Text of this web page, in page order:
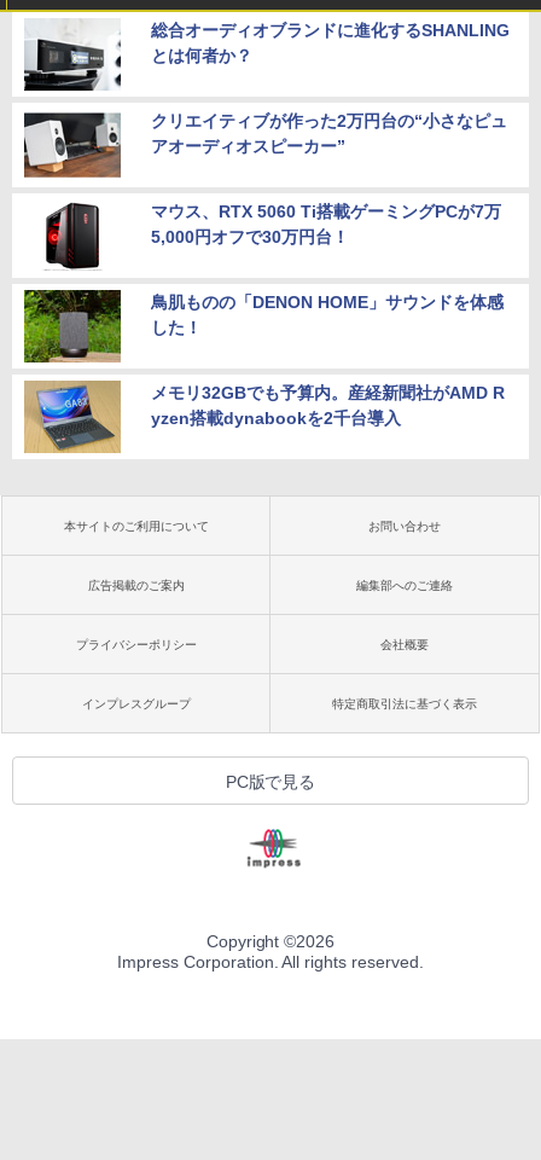
総合オーディオブランドに進化するSHANLING
とは何者か？
クリエイティブが作った2万円台の“小さなピュ
アオーディオスピーカー”
マウス、RTX 5060 Ti搭載ゲーミングPCが7万
5,000円オフで30万円台！
鳥肌ものの「DENON HOME」サウンドを体感
した！
メモリ32GBでも予算内。産経新聞社がAMD R
yzen搭載dynabookを2千台導入
本サイトのご利用について お問い合わせ
広告掲載のご案内 編集部へのご連絡
プライバシーポリシー 会社概要
インプレスグループ 特定商取引法に基づく表示
PC版で見る
Copyright ©2026
Impress Corporation. All rights reserved.